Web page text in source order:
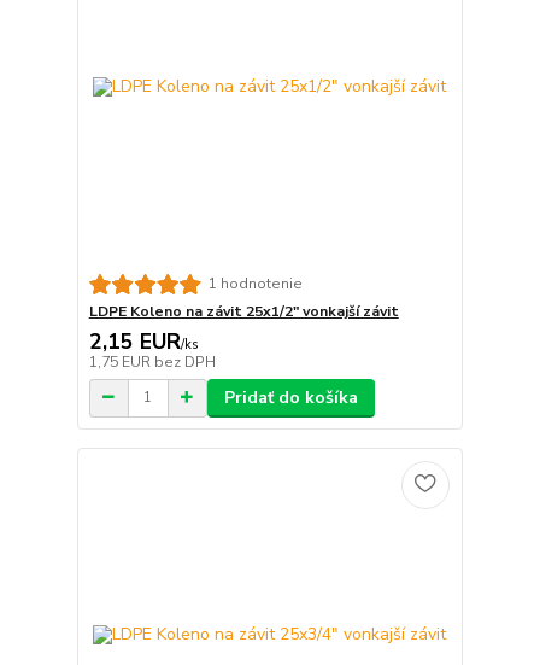
1 hodnotenie
LDPE Koleno na závit 25x1/2" vonkajší závit
2,15 EUR/ks
1,75 EUR bez DPH
Pridať do košíka